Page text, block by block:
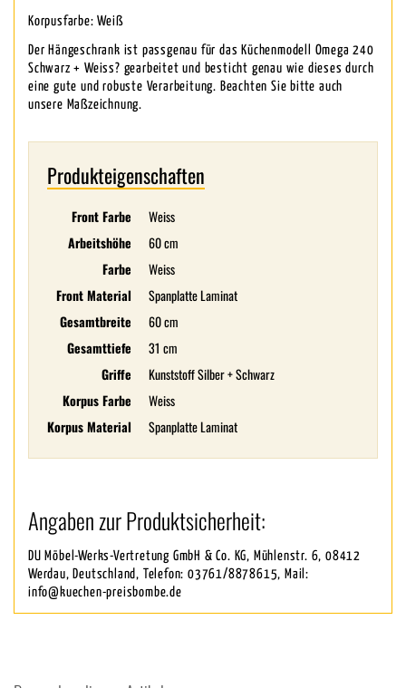
Korpusfarbe: Weiß
Der Hängeschrank ist passgenau für das Küchenmodell Omega 240
Schwarz + Weiss? gearbeitet und besticht genau wie dieses durch
eine gute und robuste Verarbeitung. Beachten Sie bitte auch
unsere Maßzeichnung.
Produkteigenschaften
Front Farbe
Weiss
Arbeitshöhe
60 cm
Farbe
Weiss
Front Material
Spanplatte Laminat
Gesamtbreite
60 cm
Gesamttiefe
31 cm
Griffe
Kunststoff Silber + Schwarz
Korpus Farbe
Weiss
Korpus Material
Spanplatte Laminat
Angaben zur Produktsicherheit:
DU Möbel-Werks-Vertretung GmbH & Co. KG, Mühlenstr. 6, 08412
Werdau, Deutschland, Telefon: 03761/8878615, Mail:
info@kuechen-preisbombe.de